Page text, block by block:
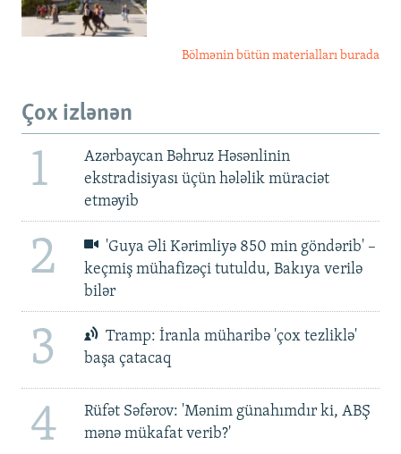
Bölmənin bütün materialları burada
Çox izlənən
1
Azərbaycan Bəhruz Həsənlinin
ekstradisiyası üçün hələlik müraciət
etməyib
2
'Guya Əli Kərimliyə 850 min göndərib' –
keçmiş mühafizəçi tutuldu, Bakıya verilə
bilər
3
Tramp: İranla müharibə 'çox tezliklə'
başa çatacaq
4
Rüfət Səfərov: 'Mənim günahımdır ki, ABŞ
mənə mükafat verib?'